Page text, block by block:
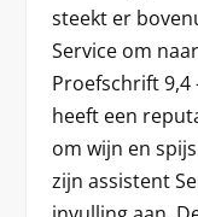
steekt er
Service om
Proefschrift 9,4
heeft een
om wijn en
zijn assistent